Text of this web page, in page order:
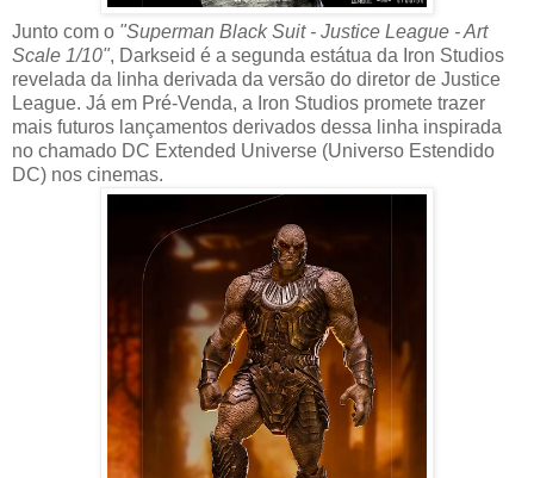
Junto com o "Superman Black Suit - Justice League - Art
Scale 1/10", Darkseid é a segunda estátua da Iron Studios
revelada da linha derivada da versão do diretor de Justice
League. Já em Pré-Venda, a Iron Studios promete trazer
mais futuros lançamentos derivados dessa linha inspirada
no chamado DC Extended Universe (Universo Estendido
DC) nos cinemas.